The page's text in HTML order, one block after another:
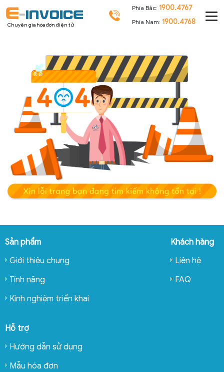
Chuyên gia hóa đơn điện tử
Phía Bắc: 1900.4767
Phía Nam: 1900.4768
Sản phẩm
Giới thiệu chung
Tính năng
Kinh nghiệm triển khai
Khách hàng
Liên hệ
FAQ
Hỗ trợ
Hướng dẫn sử dụng
Mẫu hóa đơn